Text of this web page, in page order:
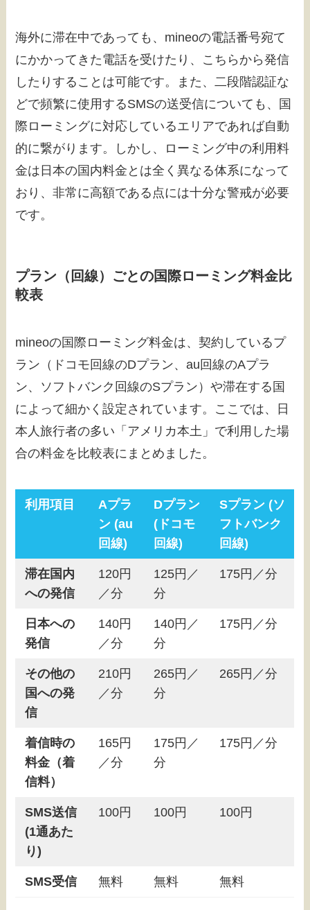
海外に滞在中であっても、mineoの電話番号宛て
にかかってきた電話を受けたり、こちらから発信
したりすることは可能です。また、二段階認証な
どで頻繁に使用するSMSの送受信についても、国
際ローミングに対応しているエリアであれば自動
的に繋がります。しかし、ローミング中の利用料
金は日本の国内料金とは全く異なる体系になって
おり、非常に高額である点には十分な警戒が必要
です。
プラン（回線）ごとの国際ローミング料金比
較表
mineoの国際ローミング料金は、契約しているプ
ラン（ドコモ回線のDプラン、au回線のAプラ
ン、ソフトバンク回線のSプラン）や滞在する国
によって細かく設定されています。ここでは、日
本人旅行者の多い「アメリカ本土」で利用した場
合の料金を比較表にまとめました。
利用項目
Aプラ
ン (au
回線)
Dプラン
(ドコモ
回線)
Sプラン (ソ
フトバンク
回線)
滞在国内
への発信
120円
／分
125円／
分
175円／分
日本への
発信
140円
／分
140円／
分
175円／分
その他の
国への発
信
210円
／分
265円／
分
265円／分
着信時の
料金（着
信料）
165円
／分
175円／
分
175円／分
SMS送信
(1通あた
り)
100円 100円 100円
SMS受信 無料 無料 無料